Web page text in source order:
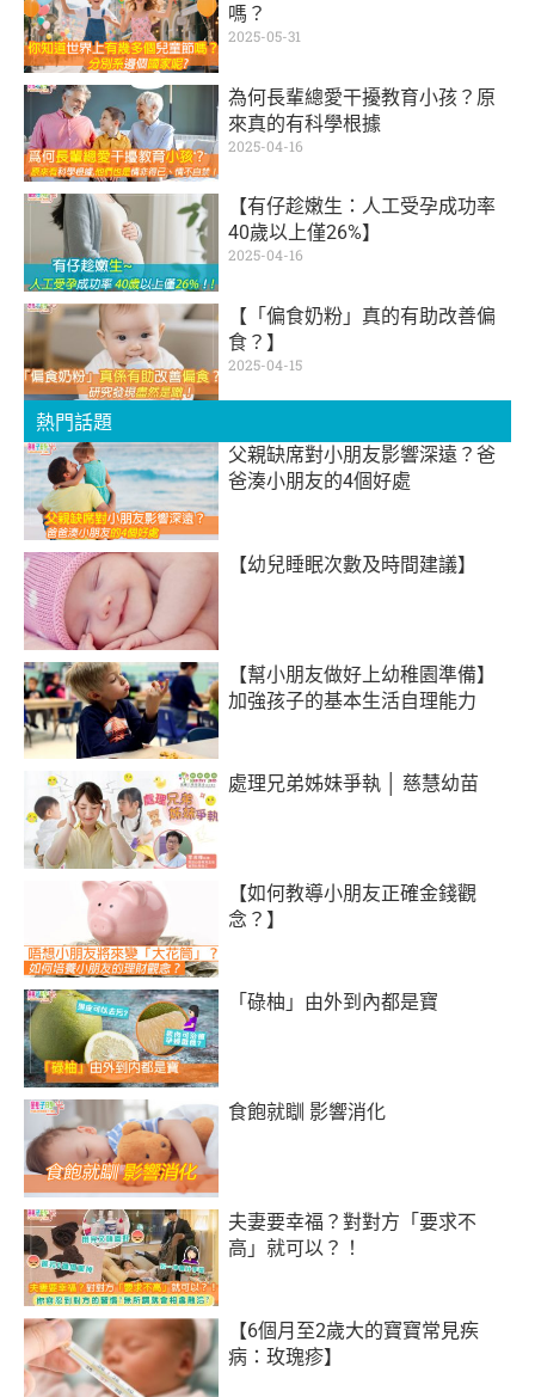
嗎？
2025-05-31
為何長輩總愛干擾教育小孩？原
來真的有科學根據
2025-04-16
【有仔趁嫩生：人工受孕成功率
40歲以上僅26%】
2025-04-16
【「偏食奶粉」真的有助改善偏
食？】
2025-04-15
熱門話題
父親缺席對小朋友影響深遠？爸
爸湊小朋友的4個好處
【幼兒睡眠次數及時間建議】
【幫小朋友做好上幼稚園準備】
加強孩子的基本生活自理能力
處理兄弟姊妹爭執 │ 慈慧幼苗
【如何教導小朋友正確金錢觀
念？】
「碌柚」由外到內都是寶
食飽就瞓 影響消化
夫妻要幸福？對對方「要求不
高」就可以？！
【6個月至2歲大的寶寶常見疾
病：玫瑰疹】